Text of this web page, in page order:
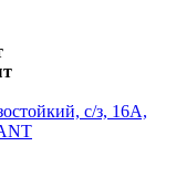
с/з, 16А,